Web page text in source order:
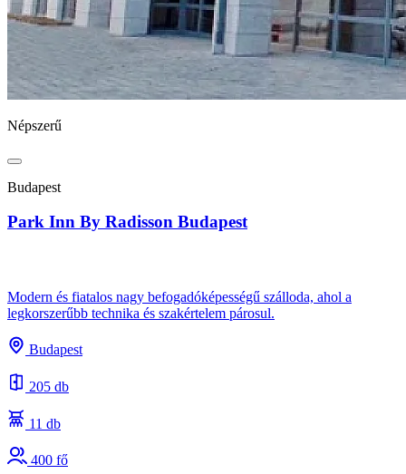
Népszerű
Budapest
Park Inn By Radisson Budapest
Modern és fiatalos nagy befogadóképességű szálloda, ahol a
legkorszerűbb technika és szakértelem párosul.
Budapest
205 db
11 db
400 fő